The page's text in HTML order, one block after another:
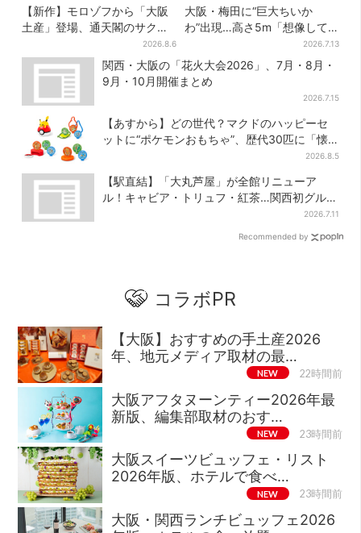
【新作】モロゾフから「大阪
土産」登場、通天閣のサクサ
クスイーツ 6カ所で順次発売
2026.8.6
大阪・梅田に“巨大ちいか
わ”出現…高さ5m「想像して
たより結構デカい」「ちい
さ…くはない」
2026.7.13
関西・大阪の「花火大会2026」、7月・8月・
9月・10月開催まとめ
2026.7.15
【あすから】どの世代？マクドのハッピーセ
ットに“ポケモンおもちゃ”、歴代30匹に「懐
2026.8.5
【駅直結】「大丸芦屋」が全館リニューア
ル！キャビア・トリュフ・紅茶…関西初グルメ
2026.7.11
Recommended by
コラボPR
【大阪】おすすめの手土産2026
年、地元メディア取材の最…
NEW 22時間前
大阪アフタヌーンティー2026年最
新版、編集部取材のおす…
NEW 23時間前
大阪スイーツビュッフェ・リスト
2026年版、ホテルで食べ…
NEW 23時間前
大阪・関西ランチビュッフェ2026